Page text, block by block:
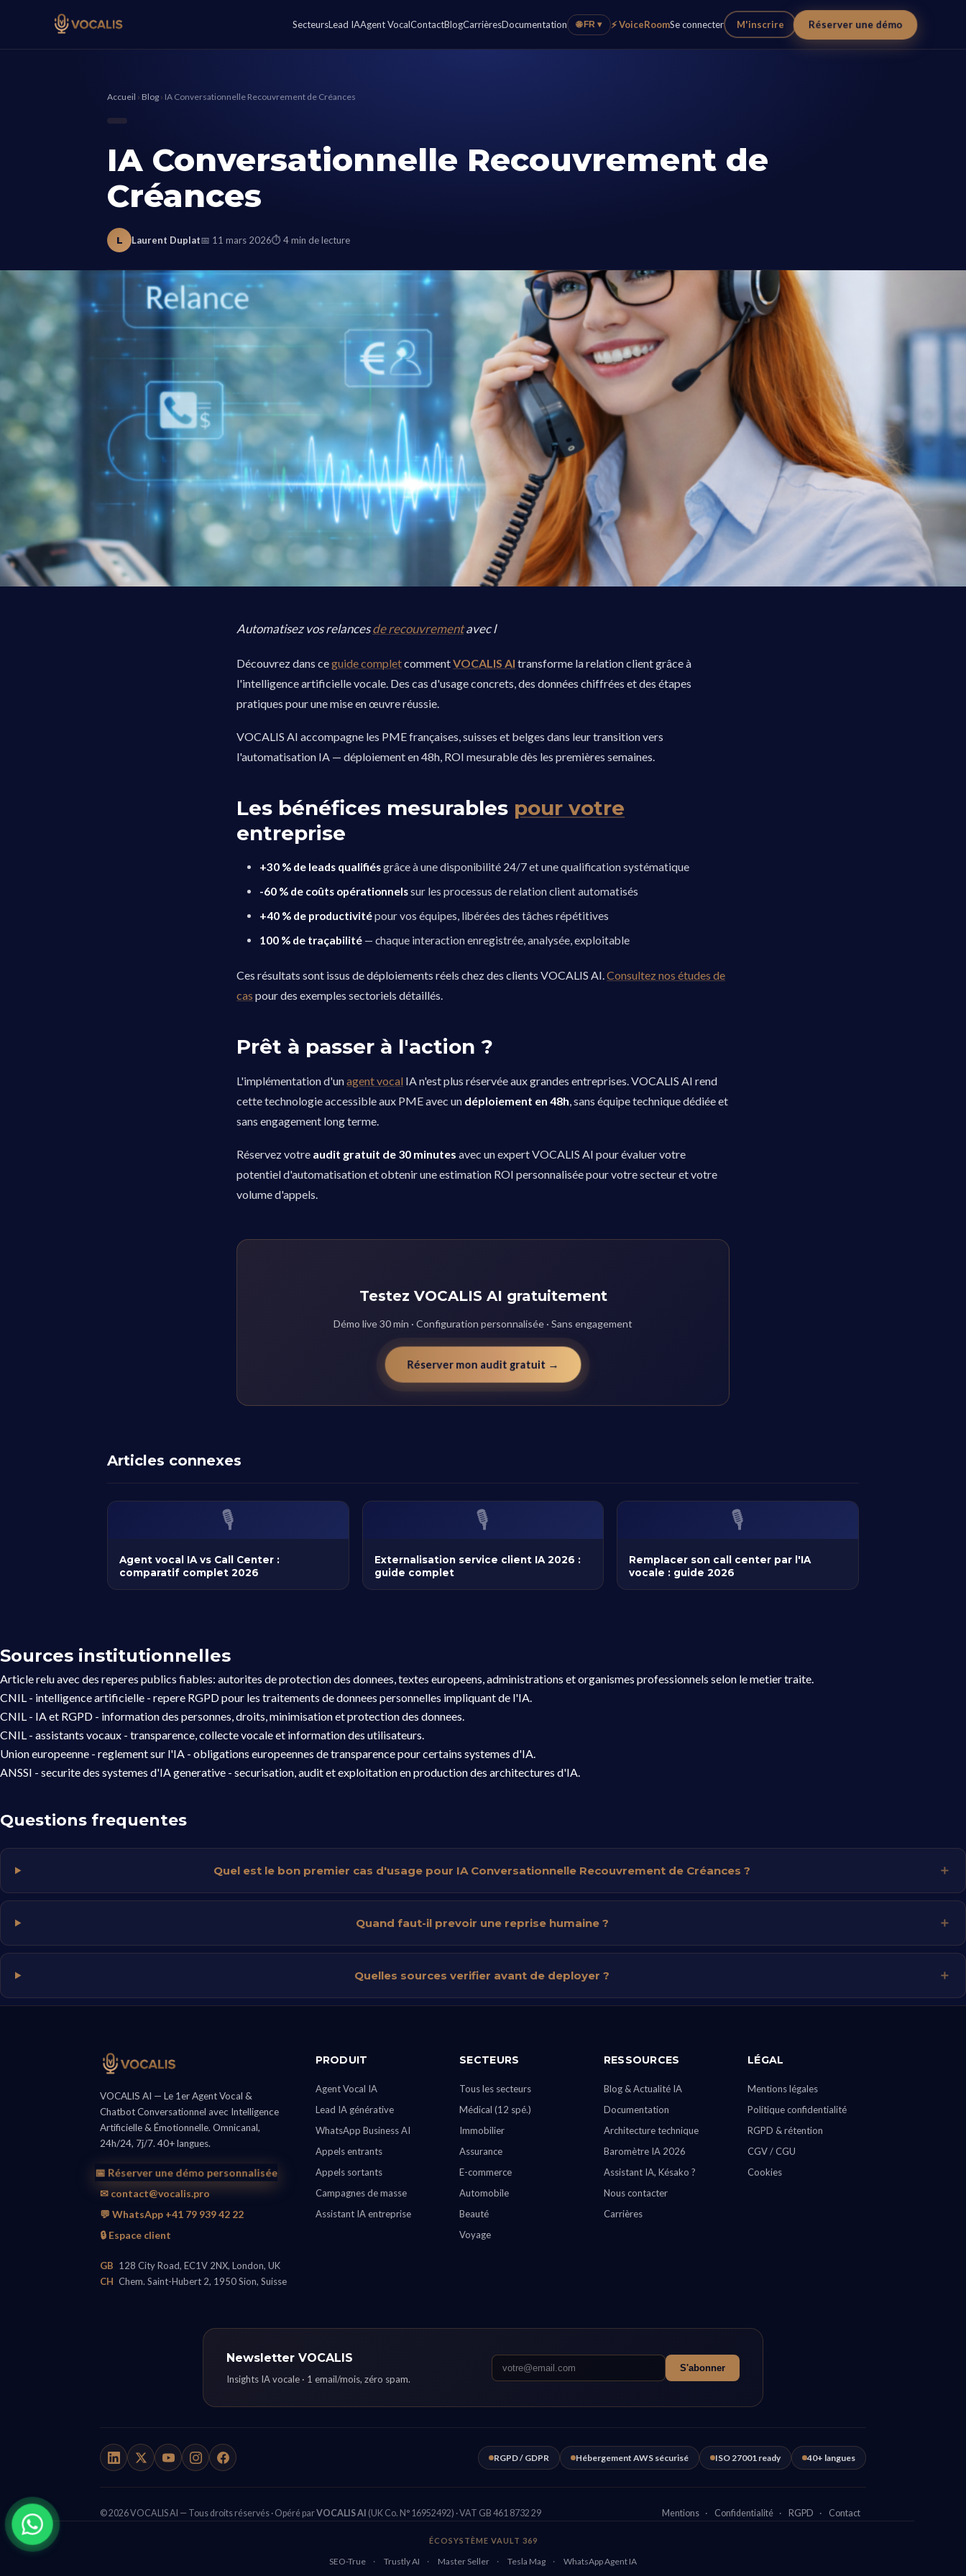
SecteursLead IAAgent VocalContactBlogCarrièresDocumentation 🌐 FR ▾ ⚡ VoiceRoomSe connecter M'inscrire Réserver une démo
Accueil › Blog › IA Conversationnelle Recouvrement de Créances
IA Conversationnelle Recouvrement de
Créances
L Laurent Duplat📅 11 mars 2026⏱ 4 min de lecture
Automatisez vos relancesde recouvrementavec l
Découvrez dans ceguide completcommentVOCALIS AI transforme la relation client grâce à
l'intelligence artificielle vocale. Des cas d'usage concrets, des données chiffrées et des étapes
pratiques pour une mise en œuvre réussie.
VOCALIS AI accompagne les PME françaises, suisses et belges dans leur transition vers
l'automatisation IA — déploiement en 48h, ROI mesurable dès les premières semaines.
Les bénéfices mesurables pour votre
entreprise
+30 % de leads qualifiésgrâce à une disponibilité 24/7 et une qualification systématique
-60 % de coûts opérationnelssur les processus de relation client automatisés
+40 % de productivitépour vos équipes, libérées des tâches répétitives
100 % de traçabilité — chaque interaction enregistrée, analysée, exploitable
Ces résultats sont issus de déploiements réels chez des clients VOCALIS AI.Consultez nos études de
cas pour des exemples sectoriels détaillés.
Prêt à passer à l'action ?
L'implémentation d'unagent vocal IA n'est plus réservée aux grandes entreprises. VOCALIS AI rend
cette technologie accessible aux PME avec un déploiement en 48h, sans équipe technique dédiée et
sans engagement long terme.
Réservez votre audit gratuit de 30 minutes avec un expert VOCALIS AI pour évaluer votre
potentiel d'automatisation et obtenir une estimation ROI personnalisée pour votre secteur et votre
volume d'appels.
Testez VOCALIS AI gratuitement
Démo live 30 min · Configuration personnalisée · Sans engagement
Réserver mon audit gratuit →
Articles connexes
🎙️
Agent vocal IA vs Call Center :
comparatif complet 2026
🎙️
Externalisation service client IA 2026 :
guide complet
🎙️
Remplacer son call center par l'IA
vocale : guide 2026
Sources institutionnelles
Article relu avec des reperes publics fiables: autorites de protection des donnees, textes europeens, administrations et organismes professionnels selon le metier traite.
CNIL - intelligence artificielle - repere RGPD pour les traitements de donnees personnelles impliquant de l'IA.
CNIL - IA et RGPD - information des personnes, droits, minimisation et protection des donnees.
CNIL - assistants vocaux - transparence, collecte vocale et information des utilisateurs.
Union europeenne - reglement sur l'IA - obligations europeennes de transparence pour certains systemes d'IA.
ANSSI - securite des systemes d'IA generative - securisation, audit et exploitation en production des architectures d'IA.
Questions frequentes
Quel est le bon premier cas d'usage pour IA Conversationnelle Recouvrement de Créances ?
Quand faut-il prevoir une reprise humaine ?
Quelles sources verifier avant de deployer ?
VOCALIS AI — Le 1er Agent Vocal &
Chatbot Conversationnel avec Intelligence
Artificielle & Émotionnelle. Omnicanal,
24h/24, 7j/7. 40+ langues.
📅 Réserver une démo personnalisée
✉ contact@vocalis.pro
💬 WhatsApp +41 79 939 42 22
🔒 Espace client
GB 128 City Road, EC1V 2NX, London, UK
CH Chem. Saint-Hubert 2, 1950 Sion, Suisse
PRODUIT
Agent Vocal IA
Lead IA générative
WhatsApp Business AI
Appels entrants
Appels sortants
Campagnes de masse
Assistant IA entreprise
SECTEURS
Tous les secteurs
Médical (12 spé.)
Immobilier
Assurance
E-commerce
Automobile
Beauté
Voyage
RESSOURCES
Blog & Actualité IA
Documentation
Architecture technique
Baromètre IA 2026
Assistant IA, Késako ?
Nous contacter
Carrières
LÉGAL
Mentions légales
Politique confidentialité
RGPD & rétention
CGV / CGU
Cookies
Newsletter VOCALIS
Insights IA vocale · 1 email/mois, zéro spam.
S'abonner
RGPD / GDPR Hébergement AWS sécurisé ISO 27001 ready 40+ langues
© 2026 VOCALIS AI — Tous droits réservés · Opéré parVOCALIS AI (UK Co. N° 16952492) · VAT GB 461 8732 29 Mentions · Confidentialité · RGPD · Contact
ÉCOSYSTÈME VAULT 369
SEO-True · Trustly AI · Master Seller · Tesla Mag · WhatsApp Agent IA